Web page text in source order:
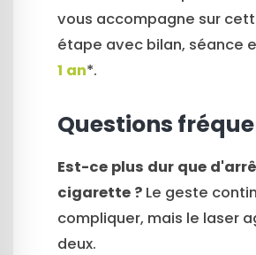
vous accompagne sur
étape avec bilan, séance
1 an*.
Questions
Est-ce plus dur que
cigarette ? Le geste
compliquer, mais le laser
deux.